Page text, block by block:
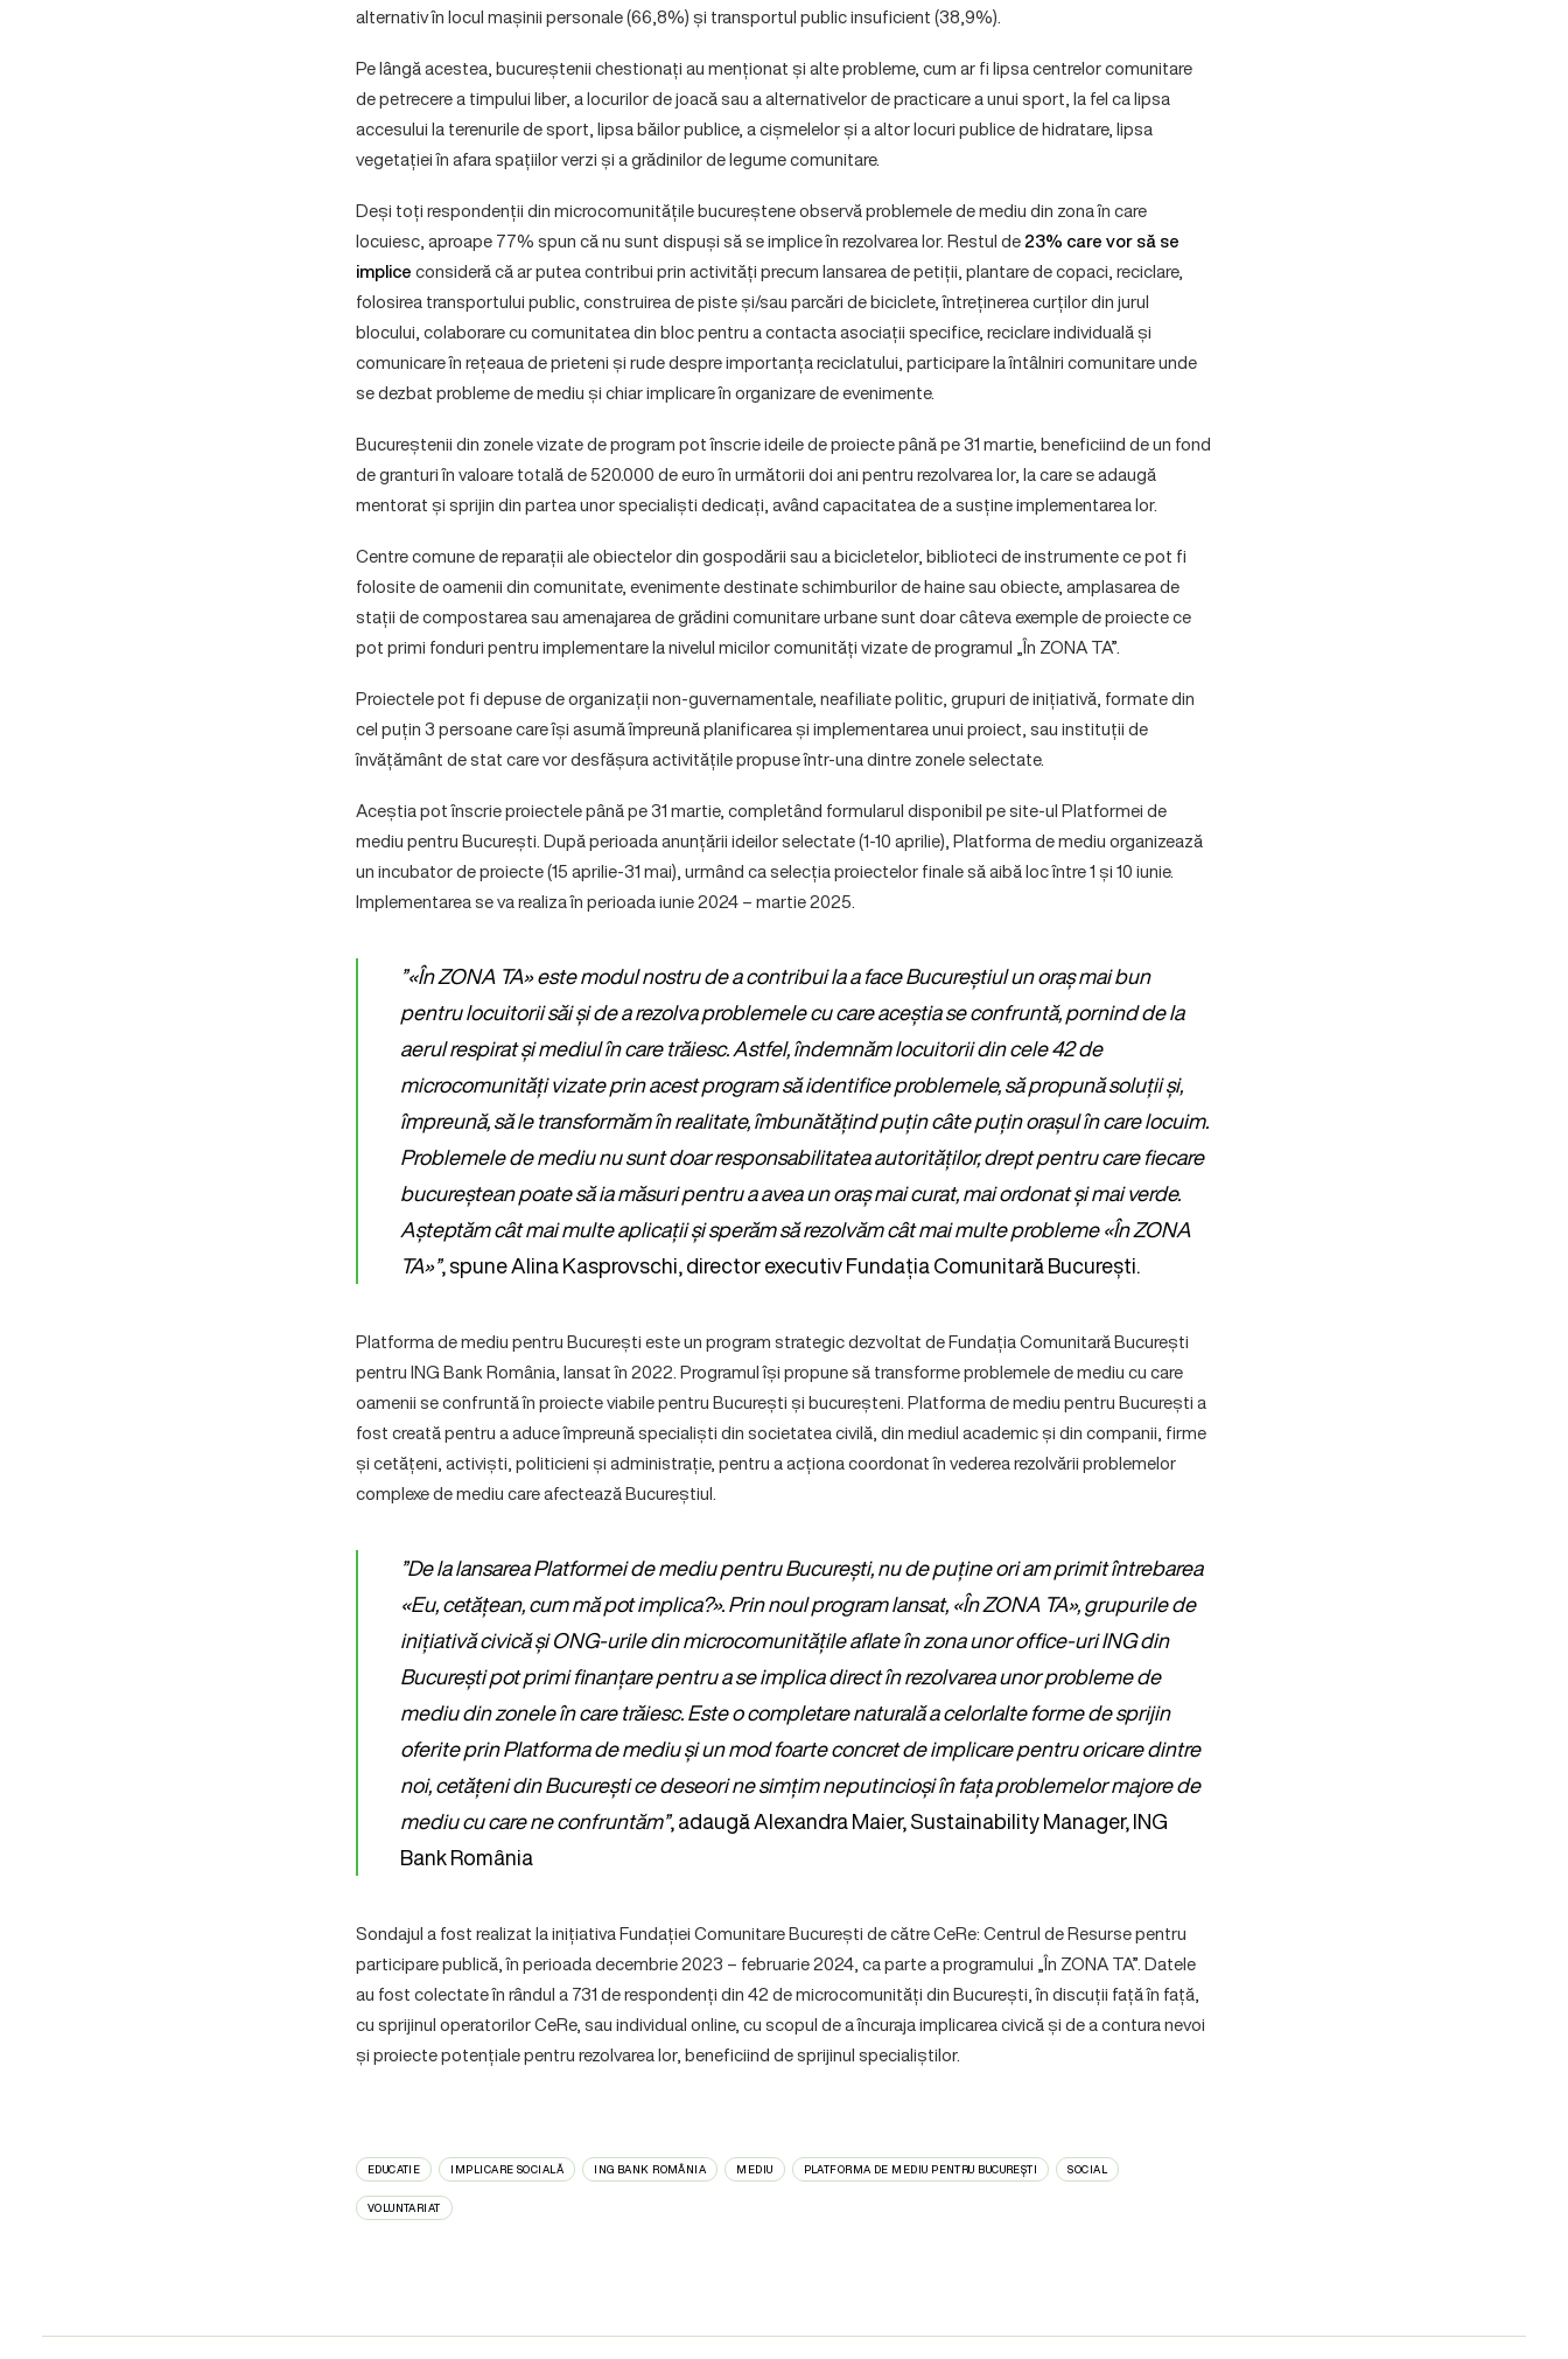
alternativ în locul mașinii personale (66,8%) și transportul public insuficient (38,9%).
Pe lângă acestea, bucureștenii chestionați au menționat și alte probleme, cum ar fi lipsa centrelor comunitare
de petrecere a timpului liber, a locurilor de joacă sau a alternativelor de practicare a unui sport, la fel ca lipsa
accesului la terenurile de sport, lipsa băilor publice, a cișmelelor și a altor locuri publice de hidratare, lipsa
vegetației în afara spațiilor verzi și a grădinilor de legume comunitare.
Deși toți respondenții din microcomunitățile bucureștene observă problemele de mediu din zona în care
locuiesc, aproape 77% spun că nu sunt dispuși să se implice în rezolvarea lor. Restul de23% care vor să se
impliceconsideră că ar putea contribui prin activități precum lansarea de petiții, plantare de copaci, reciclare,
folosirea transportului public, construirea de piste și/sau parcări de biciclete, întreținerea curților din jurul
blocului, colaborare cu comunitatea din bloc pentru a contacta asociații specifice, reciclare individuală și
comunicare în rețeaua de prieteni și rude despre importanța reciclatului, participare la întâlniri comunitare unde
se dezbat probleme de mediu și chiar implicare în organizare de evenimente.
Bucureștenii din zonele vizate de program pot înscrie ideile de proiecte până pe 31 martie, beneficiind de un fond
de granturi în valoare totală de 520.000 de euro în următorii doi ani pentru rezolvarea lor, la care se adaugă
mentorat și sprijin din partea unor specialiști dedicați, având capacitatea de a susține implementarea lor.
Centre comune de reparații ale obiectelor din gospodării sau a bicicletelor, biblioteci de instrumente ce pot fi
folosite de oamenii din comunitate, evenimente destinate schimburilor de haine sau obiecte, amplasarea de
stații de compostarea sau amenajarea de grădini comunitare urbane sunt doar câteva exemple de proiecte ce
pot primi fonduri pentru implementare la nivelul micilor comunități vizate de programul „În ZONA TA”.
Proiectele pot fi depuse de organizații non-guvernamentale, neafiliate politic, grupuri de inițiativă, formate din
cel puțin 3 persoane care își asumă împreună planificarea și implementarea unui proiect, sau instituții de
învățământ de stat care vor desfășura activitățile propuse într-una dintre zonele selectate.
Aceștia pot înscrie proiectele până pe 31 martie, completând formularul disponibil pe site-ul Platformei de
mediu pentru București. După perioada anunțării ideilor selectate (1-10 aprilie), Platforma de mediu organizează
un incubator de proiecte (15 aprilie-31 mai), urmând ca selecția proiectelor finale să aibă loc între 1 și 10 iunie.
Implementarea se va realiza în perioada iunie 2024 – martie 2025.
”«În ZONA TA» este modul nostru de a contribui la a face Bucureștiul un oraș mai bun
pentru locuitorii săi și de a rezolva problemele cu care aceștia se confruntă, pornind de la
aerul respirat și mediul în care trăiesc. Astfel, îndemnăm locuitorii din cele 42 de
microcomunități vizate prin acest program să identifice problemele, să propună soluții și,
împreună, să le transformăm în realitate, îmbunătățind puțin câte puțin orașul în care locuim.
Problemele de mediu nu sunt doar responsabilitatea autorităților, drept pentru care fiecare
bucureștean poate să ia măsuri pentru a avea un oraș mai curat, mai ordonat și mai verde.
Așteptăm cât mai multe aplicații și sperăm să rezolvăm cât mai multe probleme «În ZONA
TA»”, spune Alina Kasprovschi, director executiv Fundația Comunitară București.
Platforma de mediu pentru București este un program strategic dezvoltat de Fundația Comunitară București
pentru ING Bank România, lansat în 2022. Programul își propune să transforme problemele de mediu cu care
oamenii se confruntă în proiecte viabile pentru București și bucureșteni. Platforma de mediu pentru București a
fost creată pentru a aduce împreună specialiști din societatea civilă, din mediul academic și din companii, firme
și cetățeni, activiști, politicieni și administrație, pentru a acționa coordonat în vederea rezolvării problemelor
complexe de mediu care afectează Bucureștiul.
”De la lansarea Platformei de mediu pentru București, nu de puține ori am primit întrebarea
«Eu, cetățean, cum mă pot implica?». Prin noul program lansat, «În ZONA TA», grupurile de
inițiativă civică și ONG-urile din microcomunitățile aflate în zona unor office-uri ING din
București pot primi finanțare pentru a se implica direct în rezolvarea unor probleme de
mediu din zonele în care trăiesc. Este o completare naturală a celorlalte forme de sprijin
oferite prin Platforma de mediu și un mod foarte concret de implicare pentru oricare dintre
noi, cetățeni din București ce deseori ne simțim neputincioși în fața problemelor majore de
mediu cu care ne confruntăm”, adaugă Alexandra Maier, Sustainability Manager, ING
Bank România
Sondajul a fost realizat la inițiativa Fundației Comunitare București de către CeRe: Centrul de Resurse pentru
participare publică, în perioada decembrie 2023 – februarie 2024, ca parte a programului „În ZONA TA”. Datele
au fost colectate în rândul a 731 de respondenți din 42 de microcomunități din București, în discuții față în față,
cu sprijinul operatorilor CeRe, sau individual online, cu scopul de a încuraja implicarea civică și de a contura nevoi
și proiecte potențiale pentru rezolvarea lor, beneficiind de sprijinul specialiștilor.
EDUCATIE IMPLICARE SOCIALĂ ING BANK ROMÂNIA MEDIU PLATFORMA DE MEDIU PENTRU BUCUREȘTI SOCIAL
VOLUNTARIAT